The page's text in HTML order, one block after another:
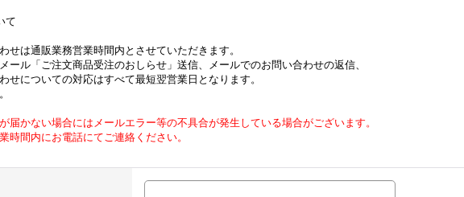
て
せは通販業務営業時間内とさせていただきます。
ール「ご注文商品受注のおしらせ」送信、メールでのお問い合わせの返信、
せについての対応はすべて最短翌営業日となります。
届かない場合にはメールエラー等の不具合が発生している場合がございます。
時間内にお電話にてご連絡ください。